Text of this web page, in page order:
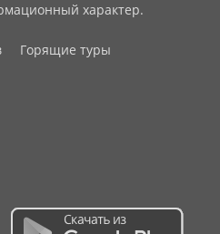
характер.
Горящие туры